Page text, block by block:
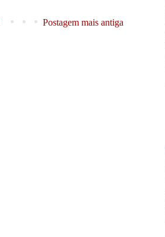
Postagem mais antiga